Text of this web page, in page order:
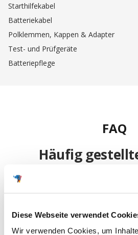
Diese Webseite verwendet
Wir verwenden Cookies, um
Starthilfekabel
Batteriekabel
Polklemmen, Kappen & Adapter
Test- und Prüfgeräte
Batteriepflege
FAQ
Häufig
und zurücksenden. Wie muss
vorgehen?